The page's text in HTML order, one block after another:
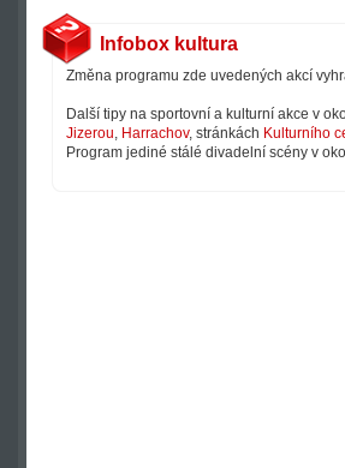
Infobox kultura
Změna programu zde uvedených akcí
Další tipy na sportovní a kulturní akce v
Jizerou, Harrachov, stránkách Kulturního
Program jediné stálé divadelní scény v